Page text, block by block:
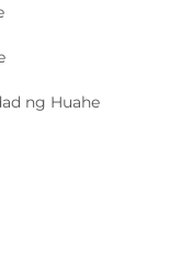
ng Huahe